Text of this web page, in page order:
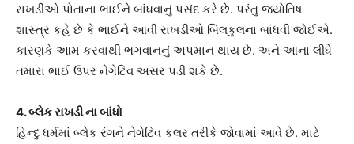
રાખડીઓ પોતાના ભાઈને બાંધવાનું પસંદ કરે છે. પરંતુ જ્યોતિષ
શાસ્ત્ર કહે છે કે ભાઈને આવી રાખડીઓ બિલકુલના બાંધવી જોઈએ.
કારણકે આમ કરવાથી ભગવાનનું અપમાન થાય છે. અને આના લીધે
તમારા ભાઈ ઉપર નેગેટિવ અસર પડી શકે છે.
4. બ્લેક રાખડી ના બાંધો
હિન્દુ ધર્મમાં બ્લેક રંગને નેગેટિવ કલર તરીકે જોવામાં આવે છે. માટે